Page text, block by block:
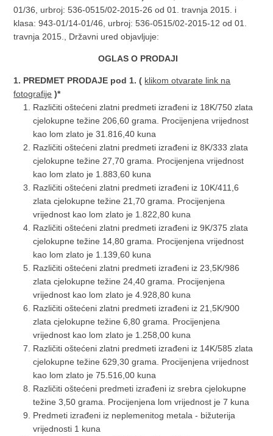
01/36, urbroj: 536-0515/02-2015-26 od 01. travnja 2015. i
klasa: 943-01/14-01/46, urbroj: 536-0515/02-2015-12 od 01.
travnja 2015., Državni ured objavljuje:
OGLAS O PRODAJI
1. PREDMET PRODAJE pod 1. ( klikom otvarate link na
fotografije )*
Različiti oštećeni zlatni predmeti izrađeni iz 18K/750 zlata
cjelokupne težine 206,60 grama. Procijenjena vrijednost
kao lom zlato je 31.816,40 kuna
Različiti oštećeni zlatni predmeti izrađeni iz 8K/333 zlata
cjelokupne težine 27,70 grama. Procijenjena vrijednost
kao lom zlato je 1.883,60 kuna
Različiti oštećeni zlatni predmeti izrađeni iz 10K/411,6
zlata cjelokupne težine 21,70 grama. Procijenjena
vrijednost kao lom zlato je 1.822,80 kuna
Različiti oštećeni zlatni predmeti izrađeni iz 9K/375 zlata
cjelokupne težine 14,80 grama. Procijenjena vrijednost
kao lom zlato je 1.139,60 kuna
Različiti oštećeni zlatni predmeti izrađeni iz 23,5K/986
zlata cjelokupne težine 24,40 grama. Procijenjena
vrijednost kao lom zlato je 4.928,80 kuna
Različiti oštećeni zlatni predmeti izrađeni iz 21,5K/900
zlata cjelokupne težine 6,80 grama. Procijenjena
vrijednost kao lom zlato je 1.258,00 kuna
Različiti oštećeni zlatni predmeti izrađeni iz 14K/585 zlata
cjelokupne težine 629,30 grama. Procijenjena vrijednost
kao lom zlato je 75.516,00 kuna
Različiti oštećeni predmeti izrađeni iz srebra cjelokupne
težine 3,50 grama. Procijenjena lom vrijednost je 7 kuna
Predmeti izrađeni iz neplemenitog metala - bižuterija
vrijednosti 1 kuna